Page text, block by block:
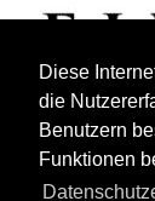
Diese
die
Benutzern
Funktionen
Startseite
Startseite